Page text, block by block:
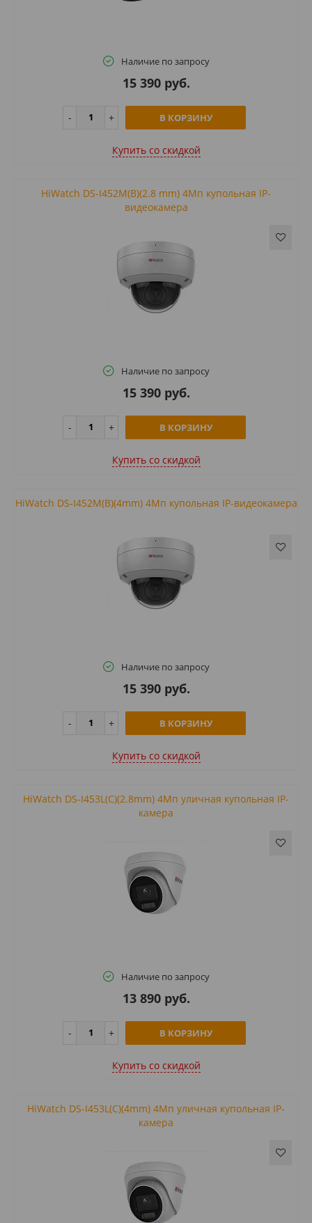
Наличие по запросу
15 390 руб.
В КОРЗИНУ
Купить cо скидкой
HiWatch DS-I452M(B)(2.8 mm) 4Мп купольная IP-
видеокамера
Наличие по запросу
15 390 руб.
В КОРЗИНУ
Купить cо скидкой
HiWatch DS-I452M(B)(4mm) 4Мп купольная IP-видеокамера
Наличие по запросу
15 390 руб.
В КОРЗИНУ
Купить cо скидкой
HiWatch DS-I453L(C)(2.8mm) 4Мп уличная купольная IP-
камера
Наличие по запросу
13 890 руб.
В КОРЗИНУ
Купить cо скидкой
HiWatch DS-I453L(C)(4mm) 4Мп уличная купольная IP-
камера